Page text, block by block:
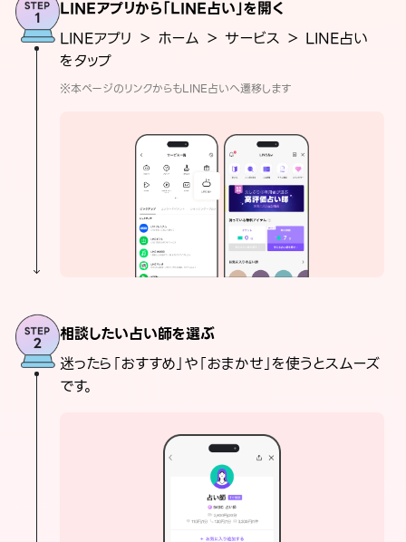
LINEアプリから「LINE占い」を開く
LINEアプリ ＞ ホーム ＞ サービス ＞ LINE占い
をタップ
※本ページのリンクからもLINE占いへ遷移します
相談したい占い師を選ぶ
迷ったら「おすすめ」や「おまかせ」を使うとスムーズ
です。